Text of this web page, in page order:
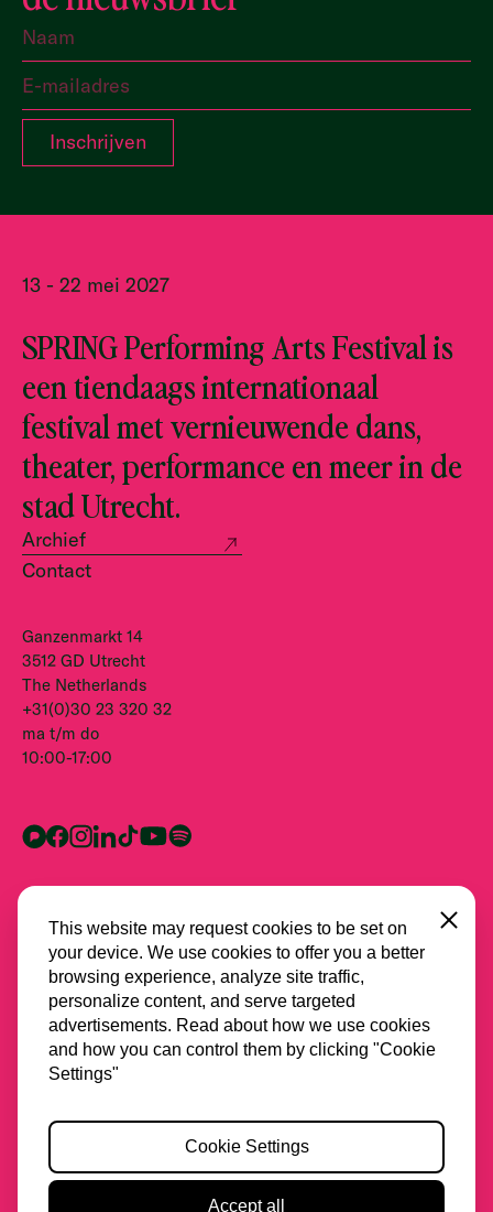
13 - 22 mei 2027
SPRING Performing Arts Festival is
een tiendaags internationaal
festival met vernieuwende dans,
theater, performance en meer in de
stad Utrecht.
Archief
Contact
Ganzenmarkt 14
3512 GD Utrecht
The Netherlands
+31(0)30 23 320 32
ma t/m do
10:00-17:00
Alle partners
Cookies
Toegankelijkheid
This website may request cookies to be set on
your device. We use cookies to offer you a better
browsing experience, analyze site traffic,
personalize content, and serve targeted
advertisements. Read about how we use cookies
and how you can control them by clicking "Cookie
Settings"
Close
Cookie Settings
Accept all